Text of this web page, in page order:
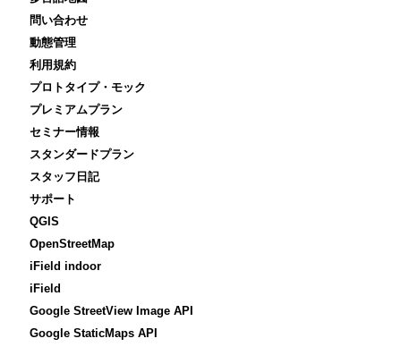
問い合わせ
動態管理
利用規約
プロトタイプ・モック
プレミアムプラン
セミナー情報
スタンダードプラン
スタッフ日記
サポート
QGIS
OpenStreetMap
iField indoor
iField
Google StreetView Image API
Google StaticMaps API